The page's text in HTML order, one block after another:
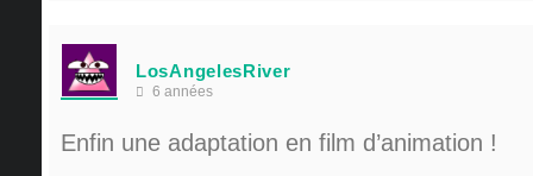
LosAngelesRiver
6 années
Enfin une adaptation en film d’animation !